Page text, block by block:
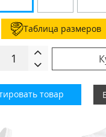
Таблица размеров
товар